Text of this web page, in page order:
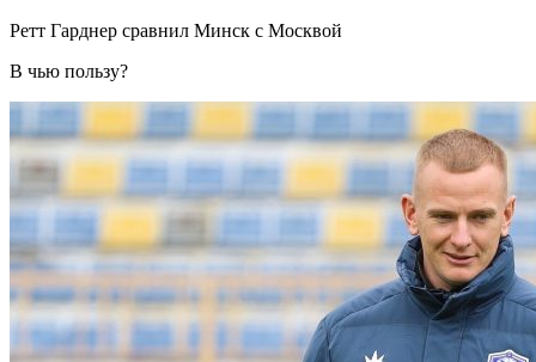
Ретт Гарднер сравнил Минск с Москвой
В чью пользу?